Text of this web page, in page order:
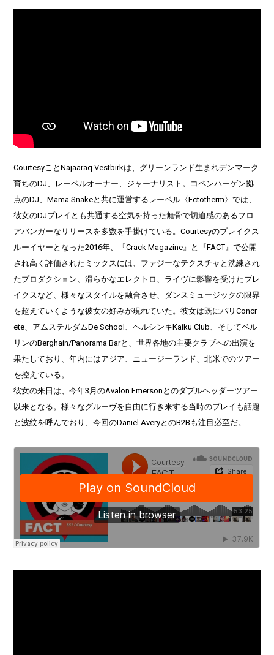
CourtesyことNajaaraq Vestbirkは、グリーンランド生まれデンマーク
育ちのDJ、レーベルオーナー、ジャーナリスト。コペンハーゲン拠
点のDJ、Mama Snakeと共に運営するレーベル〈Ectotherm〉では、
彼女のDJプレイとも共通する空気を持った無骨で切迫感のあるフロ
アバンガーなリリースを多数を手掛けている。Courtesyのブレイクス
ルーイヤーとなった2016年、『Crack Magazine』と『FACT』で公開
され高く評価されたミックスには、ファジーなテクスチャと洗練され
たプロダクション、滑らかなエレクトロ、ライヴに影響を受けたブレ
イクスなど、様々なスタイルを融合させ、ダンスミュージックの限界
を超えていくような彼女の好みが現れていた。彼女は既にパリConcr
ete、アムステルダムDe School、ヘルシンキKaiku Club、そしてベル
リンのBerghain/Panorama Barと、世界各地の主要クラブへの出演を
果たしており、年内にはアジア、ニュージーランド、北米でのツアー
を控えている。
彼女の来日は、今年3月のAvalon Emersonとのダブルヘッダーツアー
以来となる。様々なグルーヴを自由に行き来する当時のプレイも話題
と波紋を呼んでおり、今回のDaniel AveryとのB2Bも注目必至だ。